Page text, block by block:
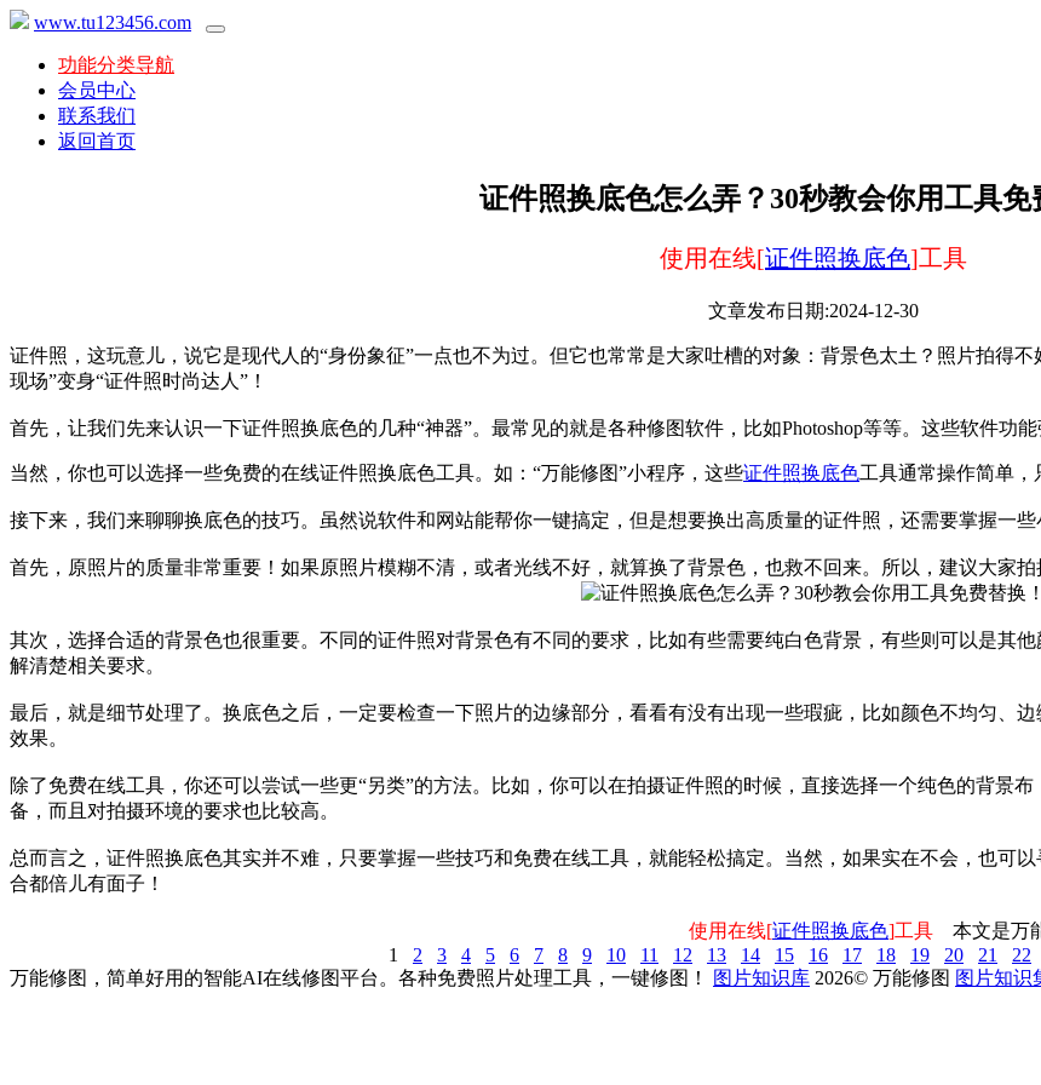
www.tu123456.com
功能分类导航
会员中心
联系我们
返回首页
证件照换底色怎么弄？30秒教会你用工具免
使用在线[证件照换底色]工具
文章发布日期:2024-12-30
证件照，这玩意儿，说它是现代人的“身份象征”一点也不为过。但它也常常是大家吐槽的对象：背景色太土？照片拍得
现场”变身“证件照时尚达人”！
首先，让我们先来认识一下证件照换底色的几种“神器”。最常见的就是各种修图软件，比如Photoshop等等。这些软件功
当然，你也可以选择一些免费的在线证件照换底色工具。如：“万能修图”小程序，这些证件照换底色工具通常操作简单，
接下来，我们来聊聊换底色的技巧。虽然说软件和网站能帮你一键搞定，但是想要换出高质量的证件照，还需要掌握一些
首先，原照片的质量非常重要！如果原照片模糊不清，或者光线不好，就算换了背景色，也救不回来。所以，建议大家
其次，选择合适的背景色也很重要。不同的证件照对背景色有不同的要求，比如有些需要纯白色背景，有些则可以是其
解清楚相关要求。
最后，就是细节处理了。换底色之后，一定要检查一下照片的边缘部分，看看有没有出现一些瑕疵，比如颜色不均匀、
效果。
除了免费在线工具，你还可以尝试一些更“另类”的方法。比如，你可以在拍摄证件照的时候，直接选择一个纯色的背景
备，而且对拍摄环境的要求也比较高。
总而言之，证件照换底色其实并不难，只要掌握一些技巧和免费在线工具，就能轻松搞定。当然，如果实在不会，也可
合都倍儿有面子！
使用在线[证件照换底色]工具 本文是万
1 2 3 4 5 6 7 8 9 10 11 12 13 14 15 16 17 18 19 20 21 22
万能修图，简单好用的智能AI在线修图平台。各种免费照片处理工具，一键修图！
图片知识库 2026© 万能修图 图片知识